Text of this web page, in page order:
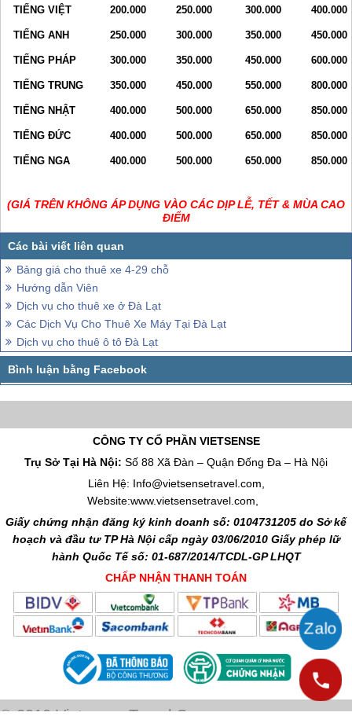
TIẾNG VIỆT 200.000 250.000 300.000 400.000
TIẾNG ANH 250.000 300.000 350.000 450.000
TIẾNG PHÁP 300.000 350.000 450.000 600.000
TIẾNG TRUNG 350.000 450.000 550.000 800.000
TIẾNG NHẬT 400.000 500.000 650.000 850.000
TIẾNG ĐỨC 400.000 500.000 650.000 850.000
TIẾNG NGA 400.000 500.000 650.000 850.000
(GIÁ TRÊN KHÔNG ÁP DỤNG VÀO CÁC DỊP LỄ, TẾT & MÙA CAO
ĐIỂM
Bảng giá cho thuê xe 4-29 chỗ
Hướng dẫn Viên
Dịch vụ cho thuê xe ở Đà Lạt
Các Dịch Vụ Cho Thuê Xe Máy Tại Đà Lạt
Dịch vụ cho thuê ô tô Đà Lạt
CÔNG TY CỔ PHẦN VIETSENSE
Trụ Sở Tại Hà Nội: Số 88 Xã Đàn – Quận Đống Đa – Hà Nội
Liên Hệ: Info@vietsensetravel.com,
Website:www.vietsensetravel.com,
Giấy chứng nhận đăng ký kinh doanh số: 0104731205 do Sở kế
hoạch và đầu tư TP Hà Nội cấp ngày 03/06/2010 Giấy phép lữ
hành Quốc Tế số: 01-687/2014/TCDL-GP LHQT
CHẤP NHẬN THANH TOÁN
© 2010 Vietsense Travel Group